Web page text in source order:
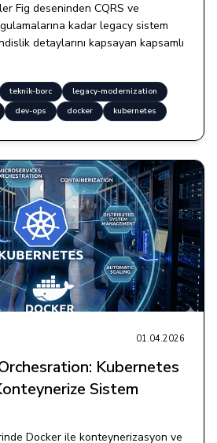
Fig deseninden CQRS ve
kadar legacy sistem
detaylarını kapsayan kapsamlı
teknik-borc
legacy-modernization
dev-ops docker kubernetes
01.04.2026
Kubernetes
Sistem
Docker ile konteynerizasyon ve